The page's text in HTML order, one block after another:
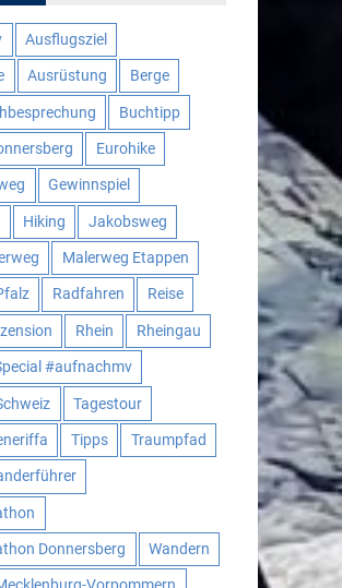
Ausflugsziel
Ausrüstung Berge
Buchtipp
Eurohike
Gewinnspiel
Hiking Jakobsweg
Malerweg Etappen
Radfahren Reise
Rhein Rheingau
#aufnachmv
Tagestour
Tipps Traumpfad
Donnersberg Wandern